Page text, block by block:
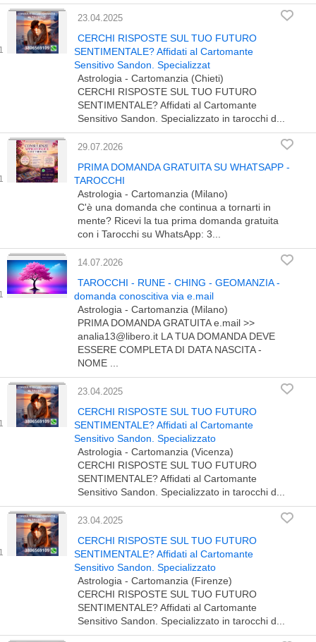
23.04.2025
CERCHI RISPOSTE SUL TUO FUTURO
SENTIMENTALE? Affidati al Cartomante
Sensitivo Sandon.​ Specializzat
Astrologia - Cartomanzia (Chieti)
CERCHI RISPOSTE SUL TUO FUTURO
SENTIMENTALE? Affidati al Cartomante
Sensitivo Sandon. Specializzato in tarocchi d...
29.07.2026
PRIMA DOMANDA GRATUITA SU WHATSAPP -
TAROCCHI
Astrologia - Cartomanzia (Milano)
C'è una domanda che continua a tornarti in
mente? Ricevi la tua prima domanda gratuita
con i Tarocchi su WhatsApp: 3...
14.07.2026
TAROCCHI - RUNE - CHING - GEOMANZIA -
domanda conoscitiva via e.mail
Astrologia - Cartomanzia (Milano)
PRIMA DOMANDA GRATUITA e.mail >>
analia13@libero.it LA TUA DOMANDA DEVE
ESSERE COMPLETA DI DATA NASCITA -
NOME ...
23.04.2025
CERCHI RISPOSTE SUL TUO FUTURO
SENTIMENTALE? Affidati al Cartomante
Sensitivo Sandon. Specializzato
Astrologia - Cartomanzia (Vicenza)
CERCHI RISPOSTE SUL TUO FUTURO
SENTIMENTALE? Affidati al Cartomante
Sensitivo Sandon. Specializzato in tarocchi d...
23.04.2025
CERCHI RISPOSTE SUL TUO FUTURO
SENTIMENTALE? Affidati al Cartomante
Sensitivo Sandon. Specializzato
Astrologia - Cartomanzia (Firenze)
CERCHI RISPOSTE SUL TUO FUTURO
SENTIMENTALE? Affidati al Cartomante
Sensitivo Sandon. Specializzato in tarocchi d...